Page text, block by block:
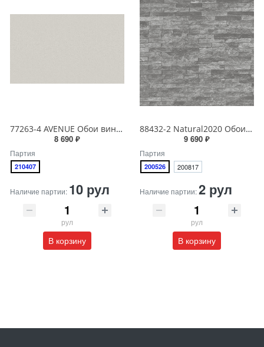
77263-4 AVENUE Обои виниловые на бумажной основе 1.06*15.5
8 690 ₽
Партия
210407
Наличие партии: 10 рул
рул
В корзину
88432-2 Natural2020 Обои виниловые на бумажной основе 1.06*15.6
9 690 ₽
Партия
200526 200817
Наличие партии:2 рул
рул
В корзину